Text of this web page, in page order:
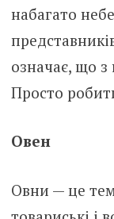
набагато
означає, що з
Просто
Овен
Овни — це